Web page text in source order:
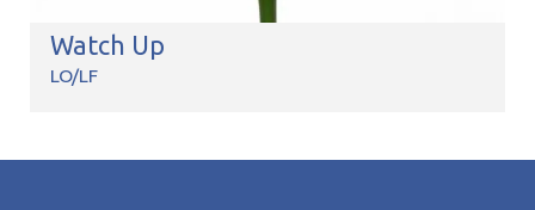
Watch Up
LO/LF